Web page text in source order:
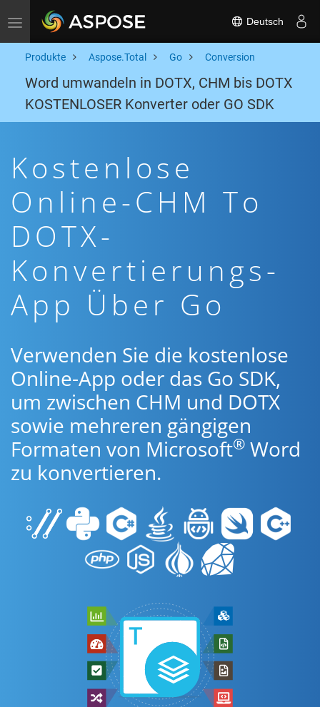
Toggle navigation Deutsch
Produkte Aspose.Total Go Conversion
Word umwandeln in DOTX, CHM bis DOTX
KOSTENLOSER Konverter oder GO SDK
Kostenlose
Online-CHM To
DOTX-
Konvertierungs-
App Über Go
Verwenden Sie die kostenlose
Online-App oder das Go SDK,
um zwischen CHM und DOTX
sowie mehreren gängigen
Formaten von Microsoft® Word
zu konvertieren.